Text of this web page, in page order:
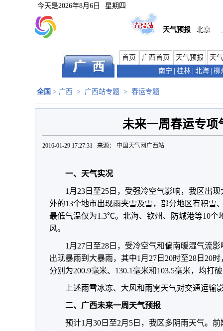
今天是2026年8月6日 星期四
天气预报 北京
首页 广西首页 天气预报
天
南宁
桂林 北海 柳
全国 > 广西 > 广西站专题 > 春运专题
未来一周春运专项
2016-01-29 17:27:31 来源： 中国天气网广西站
一、天气实况
1月23日至25日，受强冷空气影响，我区出
外的13个地市出现雨夹雪及雪，部分地区有积雪
最低气温仅为1.3℃。北海、钦州、防城港等10个
风。
1月27日至28日，受冷空气和偏南暖湿气流
出现暴雨到大暴雨，其中1月27日20时至28日20
分别为200.9毫米、130.1毫米和103.5毫米，均打
上述雨雪冰冻、大风和雨雾天气对交通运输
二、广西未来一周天气预报
预计1月30日至2月5日，我区多阴雨天气。